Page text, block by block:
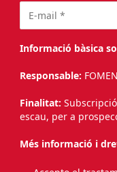
Informació bàsica
Responsable:
Finalitat:
escau, per a
Més informació i